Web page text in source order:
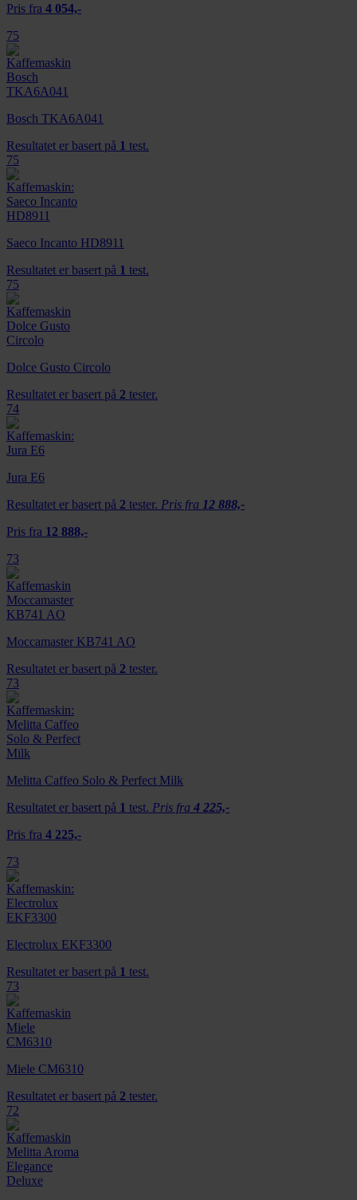
Pris fra 4 054,-
75
Bosch TKA6A041
Resultatet er basert på 1 test.
75
Saeco Incanto HD8911
Resultatet er basert på 1 test.
75
Dolce Gusto Circolo
Resultatet er basert på 2 tester.
74
Jura E6
Resultatet er basert på 2 tester. Pris fra 12 888,-
Pris fra 12 888,-
73
Moccamaster KB741 AO
Resultatet er basert på 2 tester.
73
Melitta Caffeo Solo & Perfect Milk
Resultatet er basert på 1 test. Pris fra 4 225,-
Pris fra 4 225,-
73
Electrolux EKF3300
Resultatet er basert på 1 test.
73
Miele CM6310
Resultatet er basert på 2 tester.
72